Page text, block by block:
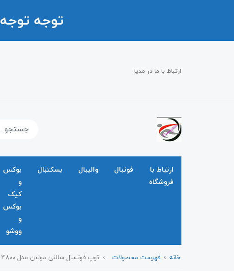
توجه توجه
ارتباط با ما در مدیا
ارتباط با
فروشگاه
فوتبال والیبال بسکتبال
بوکس
و
کیک
بوکس
و
ووشو
خانه فهرست محصولات توپ فوتسال سالنی مولتن مدل FG 4800